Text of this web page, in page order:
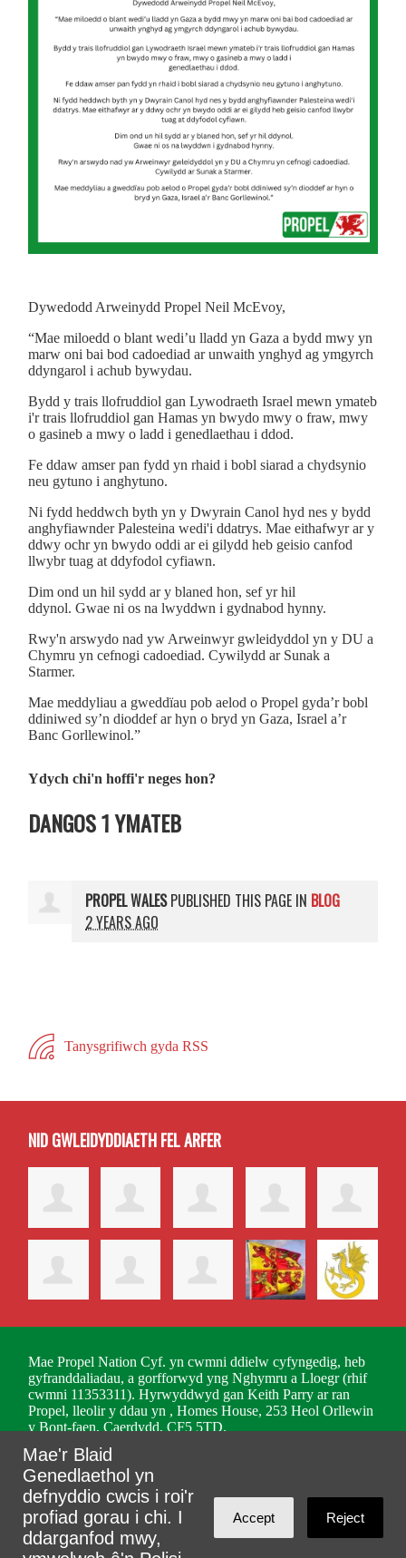
Dywedodd Arweinydd Propel Neil McEvoy,
“Mae miloedd o blant wedi’u lladd yn Gaza a bydd mwy yn
marw oni bai bod cadoediad ar unwaith ynghyd ag ymgyrch
ddyngarol i achub bywydau.
Bydd y trais llofruddiol gan Lywodraeth Israel mewn ymateb
i'r trais llofruddiol gan Hamas yn bwydo mwy o fraw, mwy
o gasineb a mwy o ladd i genedlaethau i ddod.
Fe ddaw amser pan fydd yn rhaid i bobl siarad a chydsynio
neu gytuno i anghytuno.
Ni fydd heddwch byth yn y Dwyrain Canol hyd nes y bydd
anghyfiawnder Palesteina wedi'i ddatrys. Mae eithafwyr ar y
ddwy ochr yn bwydo oddi ar ei gilydd heb geisio canfod
llwybr tuag at ddyfodol cyfiawn.
Dim ond un hil sydd ar y blaned hon, sef yr hil
ddynol.Gwae ni os na lwyddwn i gydnabod hynny.
Rwy'n arswydo nad yw Arweinwyr gwleidyddol yn y DU a
Chymru yn cefnogi cadoediad. Cywilydd ar Sunak a
Starmer.
Mae meddyliau a gweddïau pob aelod o Propel gyda’r bobl
ddiniwed sy’n dioddef ar hyn o bryd yn Gaza, Israel a’r
Banc Gorllewinol.”
Ydych chi'n hoffi'r neges hon?
DANGOS 1 YMATEB
PROPEL WALESPUBLISHED THIS PAGE IN BLOG
2 YEARS AGO
Tanysgrifiwch gyda RSS
NID GWLEIDYDDIAETH FEL ARFER
Mae Propel Nation Cyf. yn cwmni ddielw cyfyngedig, heb
gyfranddaliadau, a gorfforwyd yng Nghymru a Lloegr (rhif
cwmni 11353311). Hyrwyddwyd gan Keith Parry ar ran
Propel, lleolir y ddau yn , Homes House, 253 Heol Orllewin
y Bont-faen, Caerdydd, CF5 5TD.
Mewngofnodi gyda
Wedi'i greu gyda
NationBuilder
Mae'r Blaid
Genedlaethol yn
defnyddio cwcis i roi'r
profiad gorau i chi. I
ddarganfod mwy,
Accept Reject